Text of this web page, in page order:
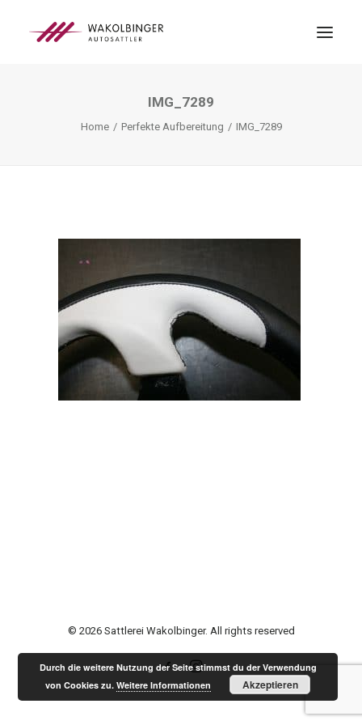
LEISTUNGEN
SEARCH
IMG_7289
Home Perfekte Aufbereitung IMG_7289
© 2026 Sattlerei Wakolbinger. All rights reserved
Durch die weitere Nutzung der Seite stimmst du der Verwendung
von Cookies zu.Weitere Informationen Akzeptieren